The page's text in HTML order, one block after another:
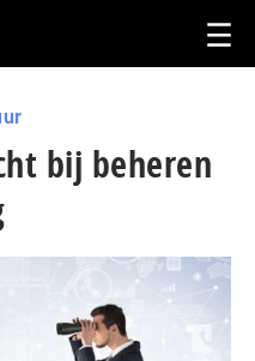
bij beheren